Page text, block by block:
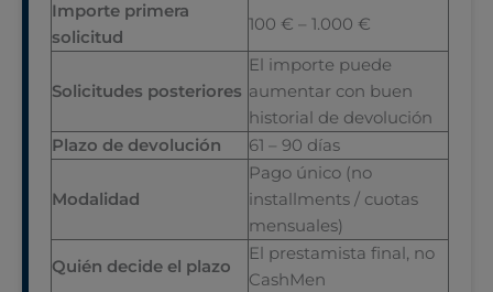
Importe primera
solicitud
100 € – 1.000 €
Solicitudes posteriores
El importe puede
aumentar con buen
historial de devolución
Plazo de devolución
61 – 90 días
Modalidad
Pago único (no
installments / cuotas
mensuales)
Quién decide el plazo
El prestamista final, no
CashMen